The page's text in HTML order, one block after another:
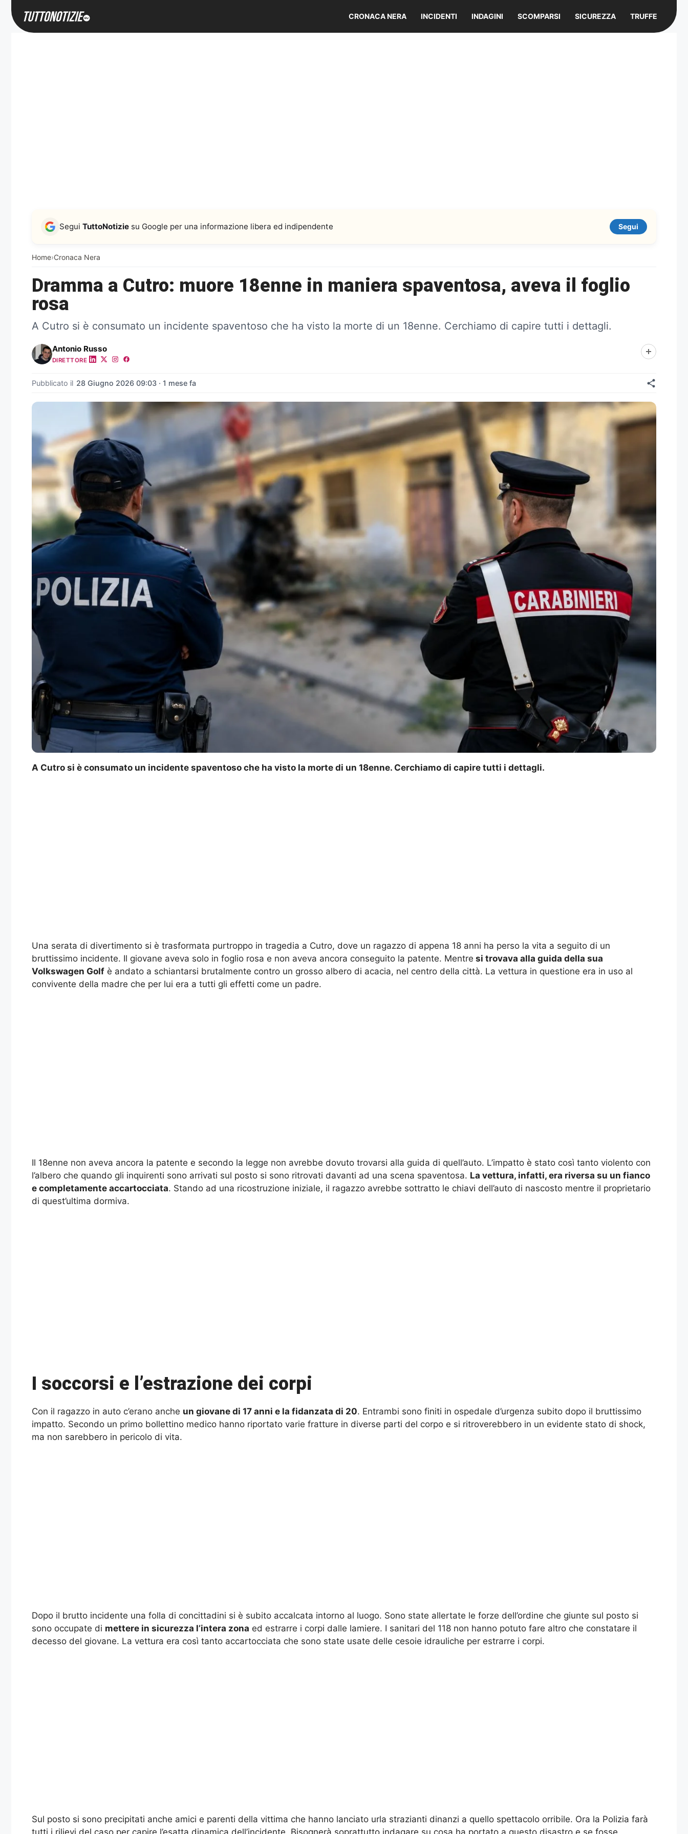
contenuto
CRONACA NERA INCIDENTI INDAGINI SCOMPARSI SICUREZZA TRUFFE
Home›Cronaca Nera
Segui TuttoNotizie su Google per una informazione libera ed indipendente Segui
Dramma a Cutro: muore 18enne in maniera spaventosa, aveva il foglio
rosa
A Cutro si è consumato un incidente spaventoso che ha visto la morte di un 18enne. Cerchiamo di capire tutti i dettagli.
Antonio Russo
DIRETTORE
Pubblicato il 28 Giugno 2026 09:03 · 1 mese fa
A Cutro si è consumato un incidente spaventoso che ha visto la morte di un 18enne. Cerchiamo di capire tutti i dettagli.
Una serata di divertimento si è trasformata purtroppo in tragedia a Cutro, dove un ragazzo di appena 18 anni ha perso la vita a seguito di un
bruttissimo incidente. Il giovane aveva solo in foglio rosa e non aveva ancora conseguito la patente. Mentre si trovava alla guida della sua
Volkswagen Golf è andato a schiantarsi brutalmente contro un grosso albero di acacia, nel centro della città. La vettura in questione era in uso al
convivente della madre che per lui era a tutti gli effetti come un padre.
Il 18enne non aveva ancora la patente e secondo la legge non avrebbe dovuto trovarsi alla guida di quell’auto. L’impatto è stato così tanto violento con
l’albero che quando gli inquirenti sono arrivati sul posto si sono ritrovati davanti ad una scena spaventosa. La vettura, infatti, era riversa su un fianco
e completamente accartocciata. Stando ad una ricostruzione iniziale, il ragazzo avrebbe sottratto le chiavi dell’auto di nascosto mentre il proprietario
di quest’ultima dormiva.
I soccorsi e l’estrazione dei corpi
Con il ragazzo in auto c’erano anche un giovane di 17 anni e la fidanzata di 20. Entrambi sono finiti in ospedale d’urgenza subito dopo il bruttissimo
impatto. Secondo un primo bollettino medico hanno riportato varie fratture in diverse parti del corpo e si ritroverebbero in un evidente stato di shock,
ma non sarebbero in pericolo di vita.
Dopo il brutto incidente una folla di concittadini si è subito accalcata intorno al luogo. Sono state allertate le forze dell’ordine che giunte sul posto si
sono occupate di mettere in sicurezza l’intera zona ed estrarre i corpi dalle lamiere. I sanitari del 118 non hanno potuto fare altro che constatare il
decesso del giovane. La vettura era così tanto accartocciata che sono state usate delle cesoie idrauliche per estrarre i corpi.
Sul posto si sono precipitati anche amici e parenti della vittima che hanno lanciato urla strazianti dinanzi a quello spettacolo orribile. Ora la Polizia farà